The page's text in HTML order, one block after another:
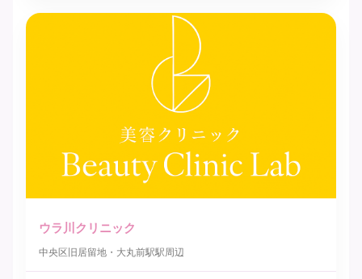
ウラ川クリニック
中央区 旧居留地・大丸前駅駅周辺